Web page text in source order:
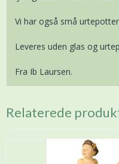
Vi har også små
Leveres uden glas og
Fra Ib Laursen.
Relaterede